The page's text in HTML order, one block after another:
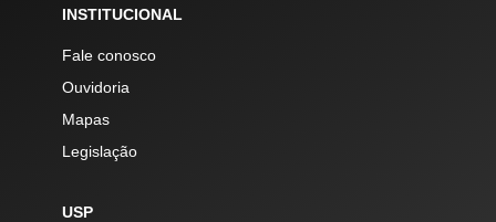
INSTITUCIONAL
Fale conosco
Ouvidoria
Mapas
Legislação
USP